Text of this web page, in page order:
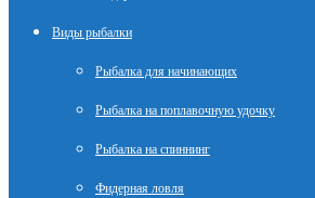
Виды рыбалки
Рыбалка для начинающих
Рыбалка на поплавочную удочку
Рыбалка на спиннинг
Фидерная ловля